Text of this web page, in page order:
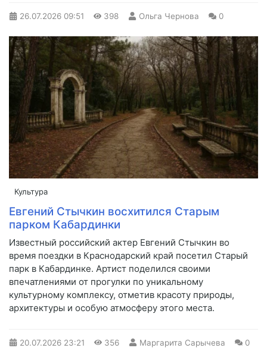
26.07.2026 09:51 398 Ольга Чернова 0
Культура
Евгений Стычкин восхитился Старым
парком Кабардинки
Известный российский актер Евгений Стычкин во
время поездки в Краснодарский край посетил Старый
парк в Кабардинке. Артист поделился своими
впечатлениями от прогулки по уникальному
культурному комплексу, отметив красоту природы,
архитектуры и особую атмосферу этого места.
20.07.2026 23:21 356 Маргарита Сарычева 0